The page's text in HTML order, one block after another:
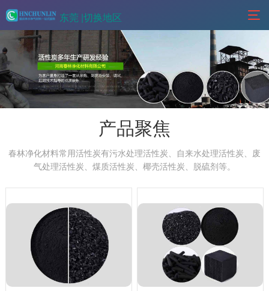
东莞 |切换地区
产品聚焦
春林净化材料常用活性炭有污水处理活性炭、自来水处理活性炭、废
气处理活性炭、煤质活性炭、椰壳活性炭、脱硫剂等。